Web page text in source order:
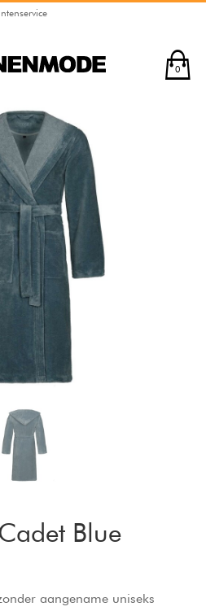
0
Blue
aangename uniseks